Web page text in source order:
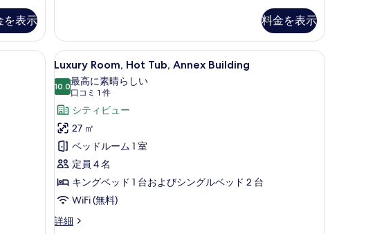
を表示
ル
ー
ム
シ
テ
ィ
ビ
ュ
ー
別
館
ダ
ブ
ル
た
ツ
イ
ン
ル
ー
シ
テ
ビ
料金を表示
バー
Annex Building | 高級寝具、羽毛の掛け布団、低反発ベッド、ミニバー
Luxury
Room,
Hot
Tub,
Annex
Building
の
す
べ
て
の
Luxury Room, Hot Tub, Annex Building | 高
12
Luxury Room, Hot Tub, Annex Building
10.010 点中 10.0
最高に素晴らしい
口コミ 1 件
(口
コ
ミ
件)
シティビュー
27 ㎡
ベッドルーム 1 室
定員 4 名
キングベッド 1 台およびシングルベッド 2 台
WiFi (無料)
詳細
Luxury